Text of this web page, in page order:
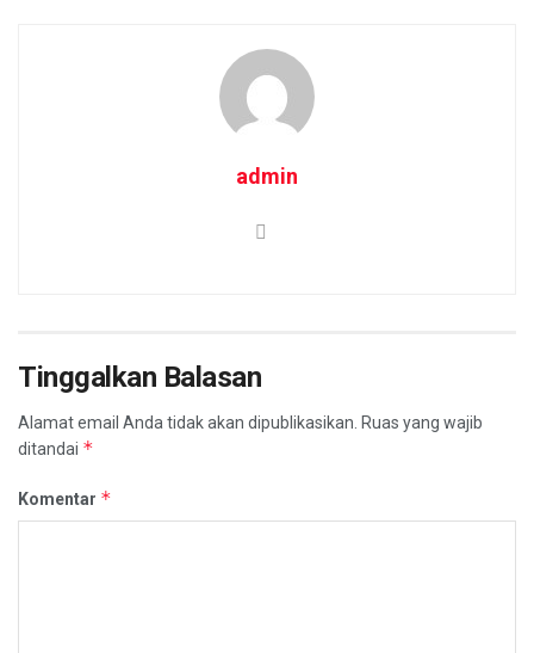
admin
Tinggalkan Balasan
Alamat email Anda tidak akan dipublikasikan. Ruas yang wajib
ditandai *
Komentar *